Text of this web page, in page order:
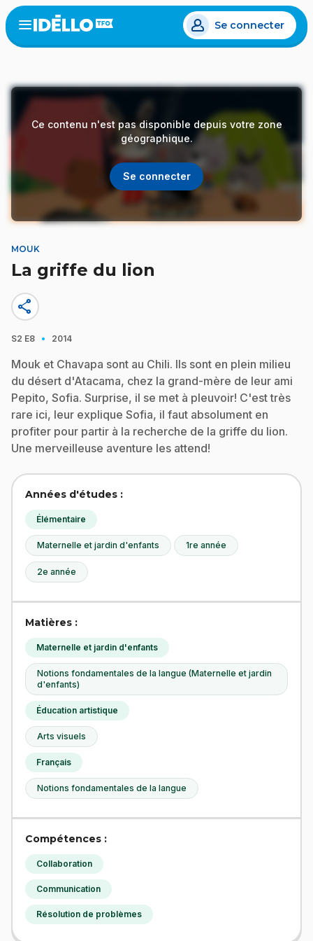
Aller
au
contenu
Open
menu
Se connecter
Ce contenu n'est pas disponible depuis votre zone
géographique.
Se connecter
MOUK
La griffe du lion
share
S2 E8 · 2014
Mouk et Chavapa sont au Chili. Ils sont en plein milieu
du désert d'Atacama, chez la grand-mère de leur ami
Pepito, Sofia. Surprise, il se met à pleuvoir! C'est très
rare ici, leur explique Sofia, il faut absolument en
profiter pour partir à la recherche de la griffe du lion.
Une merveilleuse aventure les attend!
Années d'études :
Élémentaire
Maternelle et jardin d'enfants 1re année
2e année
Matières :
Maternelle et jardin d'enfants
Notions fondamentales de la langue (Maternelle et jardin
d'enfants)
Éducation artistique
Arts visuels
Français
Notions fondamentales de la langue
Compétences :
Collaboration
Communication
Résolution de problèmes